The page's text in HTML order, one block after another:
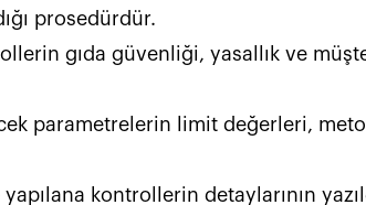
prosedürdür.
gıda güvenliği, yasallık ve
parametrelerin limit değerleri,
kontrollerin detaylarının